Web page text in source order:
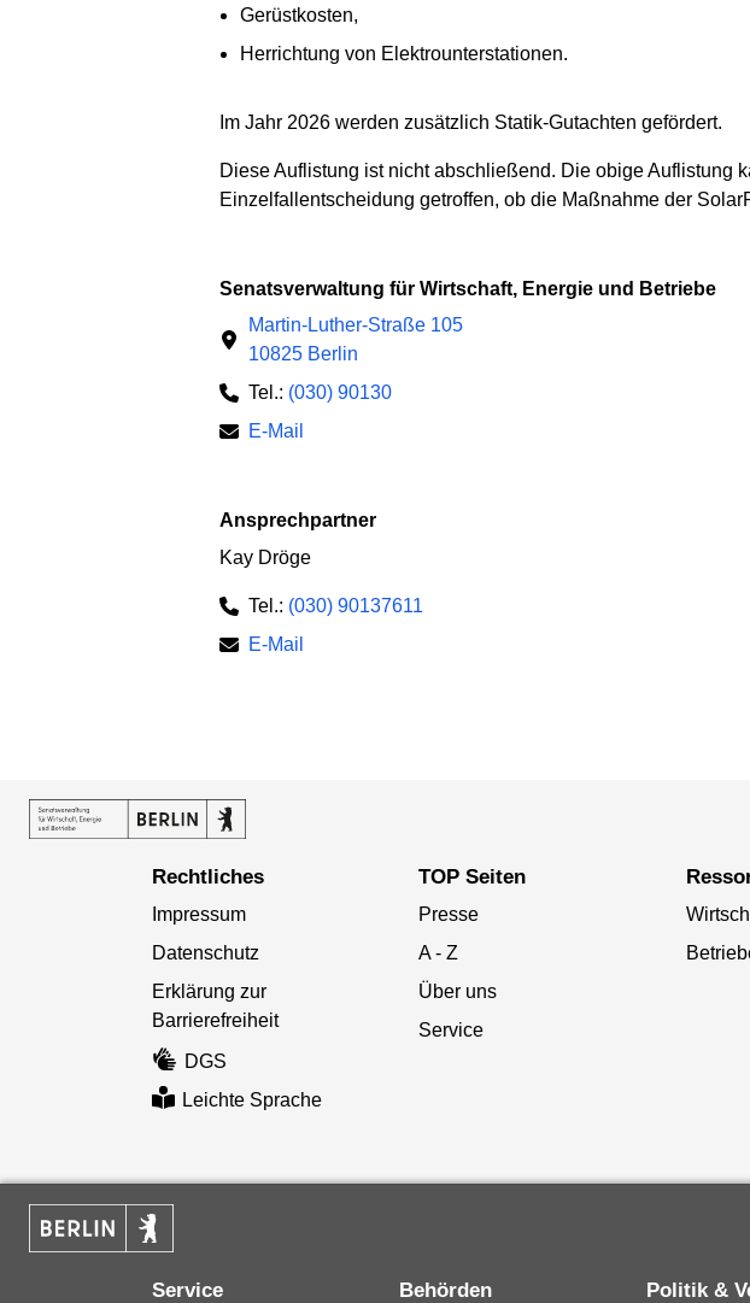
Gerüstkosten,
Herrichtung von Elektrounterstationen.
Im Jahr 2026 werden zusätzlich Statik-Gutachten gefördert.
Diese Auflistung ist nicht abschließend. Die obige Auflistung
Einzelfallentscheidung getroffen, ob die Maßnahme der
Senatsverwaltung für Wirtschaft, Energie und Betriebe
Martin-Luther-Straße 105
10825 Berlin
Tel.: (030) 90130
E-Mail
Ansprechpartner
Kay Dröge
Tel.: (030) 90137611
E-Mail
Rechtliches
Impressum
Datenschutz
Erklärung zur
Barrierefreiheit
DGS
Leichte Sprache
TOP Seiten
Presse
A - Z
Über uns
Service
Service Behörden Politik &